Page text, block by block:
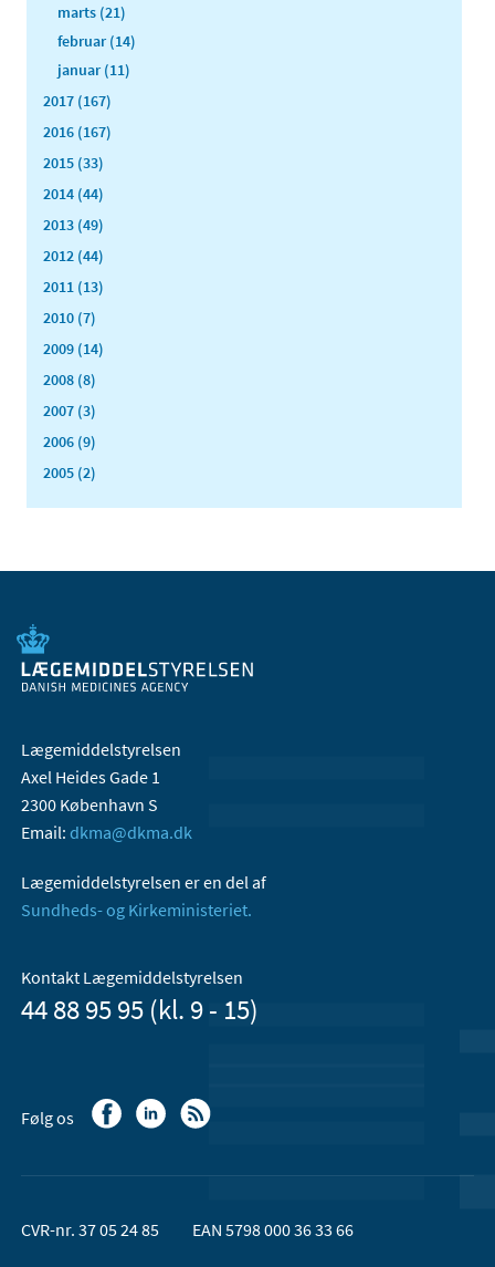
marts (21)
februar (14)
januar (11)
2017 (167)
2016 (167)
2015 (33)
2014 (44)
2013 (49)
2012 (44)
2011 (13)
2010 (7)
2009 (14)
2008 (8)
2007 (3)
2006 (9)
2005 (2)
Lægemiddelstyrelsen
Axel Heides Gade 1
2300 København S
Email: dkma@dkma.dk
Lægemiddelstyrelsen er en del af
Sundheds- og Kirkeministeriet.
Kontakt Lægemiddelstyrelsen
44 88 95 95 (kl. 9 - 15)
Følg os
CVR-nr. 37 05 24 85 EAN 5798 000 36 33 66